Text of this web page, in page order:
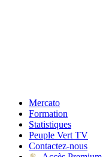
Mercato
Formation
Statistiques
Peuple Vert TV
Contactez-nous